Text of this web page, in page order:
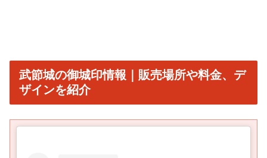
武節城の御城印情報｜販売場所や料金、デ
ザインを紹介